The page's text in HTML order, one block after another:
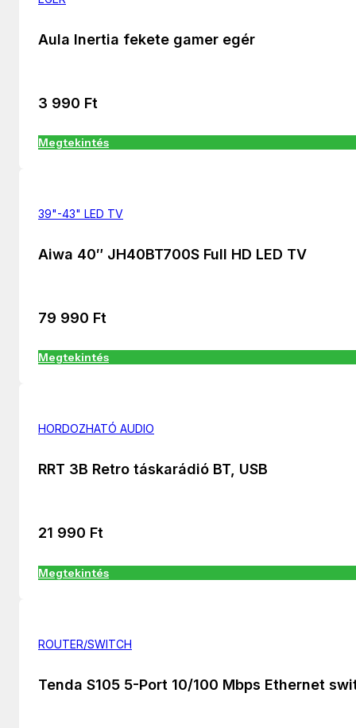
Aula Inertia fekete gamer egér
3 990 Ft
Megtekintés
39"-43" LED TV
Aiwa 40″ JH40BT700S Full HD LED TV
79 990 Ft
Megtekintés
HORDOZHATÓ AUDIO
RRT 3B Retro táskarádió BT, USB
21 990 Ft
Megtekintés
ROUTER/SWITCH
Tenda S105 5-Port 10/100 Mbps Ethernet